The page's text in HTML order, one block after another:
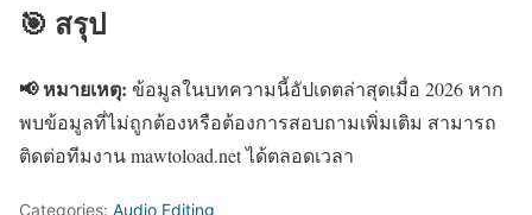
🎯 สรุป
📢 หมายเหตุ: ข้อมูลในบทความนี้อัปเดตล่าสุดเมื่อ 2026 หาก
พบข้อมูลที่ไม่ถูกต้องหรือต้องการสอบถามเพิ่มเติม สามารถ
ติดต่อทีมงาน mawtoload.net ได้ตลอดเวลา
Categories: Audio Editing